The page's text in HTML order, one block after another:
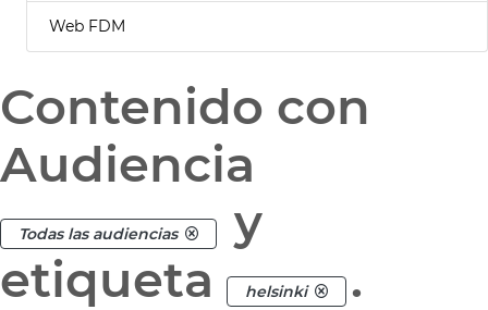
Web FDM
Contenido con
Audiencia
Todas las audiencias
y
etiqueta
helsinki .